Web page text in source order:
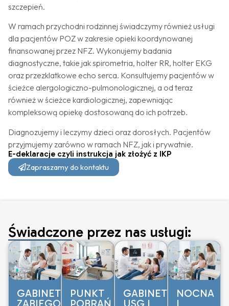
szczepień.
W ramach przychodni rodzinnej świadczymy również usługi
dla pacjentów POZ w zakresie opieki koordynowanej
finansowanej przez NFZ. Wykonujemy badania
diagnostyczne, takie jak spirometria, holter RR, holter EKG
oraz przezklatkowe echo serca. Konsultujemy pacjentów w
ścieżce alergologiczno-pulmonologicznej, a od teraz
również w ścieżce kardiologicznej, zapewniając
kompleksową opiekę dostosowaną do ich potrzeb.
Diagnozujemy i leczymy dzieci oraz dorosłych. Pacjentów
przyjmujemy zarówno w ramach NFZ, jak i prywatnie.
E-deklaracje czyli instrukcja jak złożyć z IKP
Zapraszamy do kontaktu
Świadczone przez nas usługi:
GABINET
ZABIEGOWY
PUNKT
POBRAŃ
GABINET
USG I
NOCNA
I